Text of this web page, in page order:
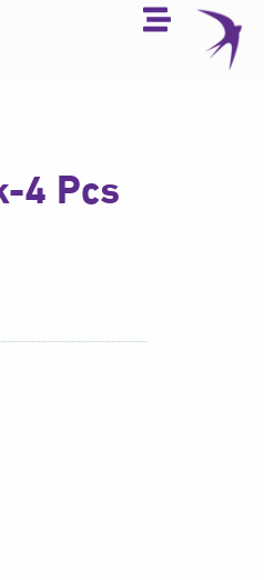
تخطي
المحتوى
4 Pcs